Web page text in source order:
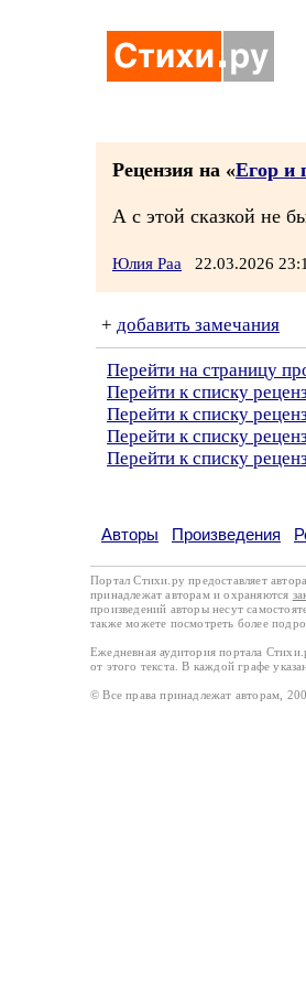
Рецензия на «Егор и
А с этой сказкой не
Юлия Раа 22.03.2026
+ добавить замечания
Перейти на страницу
Перейти к списку
Перейти к списку
Перейти к списку
Перейти к списку
Авторы Произведения
Портал Стихи.ру предоставляет
принадлежат авторам и охраняются
произведений авторы несут
также можете посмотреть более
Ежедневная аудитория портала
от этого текста. В каждой графе
© Все права принадлежат авторам,